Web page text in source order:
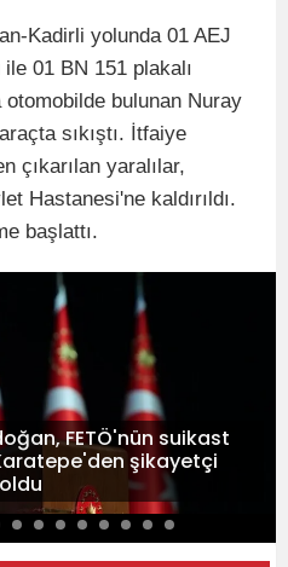
Kadirli yolunda 01 AEJ
01 BN 151 plakalı
otomobilde bulunan Nuray
sıkıştı. İtfaiye
çıkarılan yaralılar,
Hastanesi'ne kaldırıldı.
başlattı.
FETÖ'nün suikast
şikayetçi
oldu